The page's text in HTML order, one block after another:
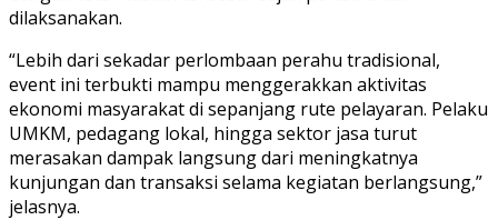
dilaksanakan.
“Lebih dari sekadar perlombaan perahu tradisional,
event ini terbukti mampu menggerakkan aktivitas
ekonomi masyarakat di sepanjang rute pelayaran. Pelaku
UMKM, pedagang lokal, hingga sektor jasa turut
merasakan dampak langsung dari meningkatnya
kunjungan dan transaksi selama kegiatan berlangsung,”
jelasnya.